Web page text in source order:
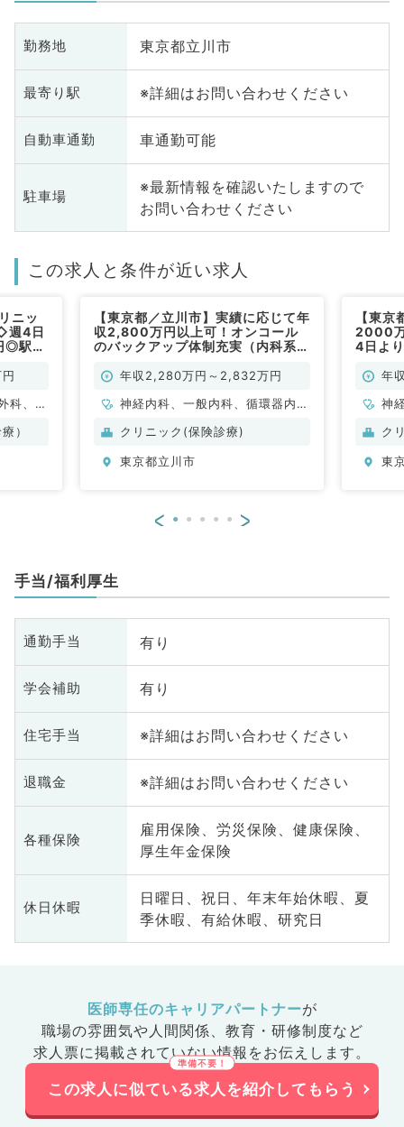
勤務地 東京都立川市
最寄り駅 ※詳細はお問い合わせください
自動車通勤 車通勤可能
駐車場
※最新情報を確認いたしますので
お問い合わせください
この求人と条件が近い求人
ニッ
週4日
◎駅チ
）
科、心
人科、
）
【東京都／立川市】実績に応じて年
収2,800万円以上可！オンコール
のバックアップ体制充実（内科系／
年収2,280万円～2,832万円
神経内科、一般内科、循環器内
科、呼吸器内科、消化器内科、内
内科、血液内科、膠原病科
クリニック(保険診療)
東京都立川市
【東
2000
4日よ
年
神
脳
環
ク
東
< >
手当/福利厚生
通勤手当 有り
学会補助 有り
住宅手当 ※詳細はお問い合わせください
退職金 ※詳細はお問い合わせください
各種保険
雇用保険、労災保険、健康保険、
厚生年金保険
休日休暇
日曜日、祝日、年末年始休暇、夏
季休暇、有給休暇、研究日
医師専任のキャリアパートナーが
職場の雰囲気や人間関係、 教育・研修制度など
求人票に掲載されていない情報をお伝えします。
この求人に似ている求人を紹介してもらう